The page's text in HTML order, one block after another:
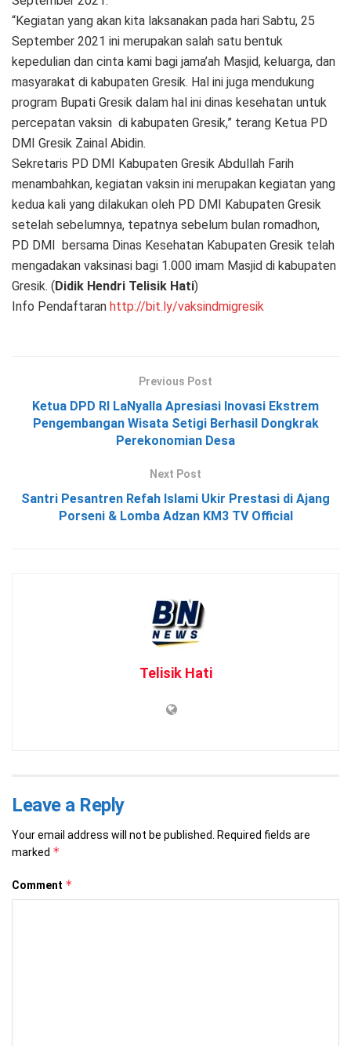
“Kegiatan yang akan kita laksanakan pada hari Sabtu, 25
September 2021 ini merupakan salah satu bentuk
kepedulian dan cinta kami bagi jama’ah Masjid, keluarga, dan
masyarakat di kabupaten Gresik. Hal ini juga mendukung
program Bupati Gresik dalam hal ini dinas kesehatan untuk
percepatan vaksin di kabupaten Gresik,” terang Ketua PD
DMI Gresik Zainal Abidin.
Sekretaris PD DMI Kabupaten Gresik Abdullah Farih
menambahkan, kegiatan vaksin ini merupakan kegiatan yang
kedua kali yang dilakukan oleh PD DMI Kabupaten Gresik
setelah sebelumnya, tepatnya sebelum bulan romadhon,
PD DMI bersama Dinas Kesehatan Kabupaten Gresik telah
mengadakan vaksinasi bagi 1.000 imam Masjid di kabupaten
Gresik. (Didik Hendri Telisik Hati)
Info Pendaftaran http://bit.ly/vaksindmigresik
Previous Post
Ketua DPD RI LaNyalla Apresiasi Inovasi Ekstrem
Pengembangan Wisata Setigi Berhasil Dongkrak
Perekonomian Desa
Next Post
Santri Pesantren Refah Islami Ukir Prestasi di Ajang
Porseni & Lomba Adzan KM3 TV Official
Telisik Hati
Leave a Reply
Your email address will not be published.
Required fields are
marked *
Comment *